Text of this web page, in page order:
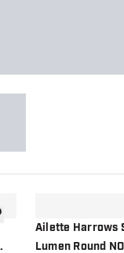
à la liste de
Ailette Harrows
Lumen Round